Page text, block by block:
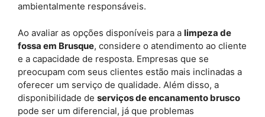
ambientalmente responsáveis.
Ao avaliar as opções disponíveis para a limpeza de
fossa em Brusque, considere o atendimento ao cliente
e a capacidade de resposta. Empresas que se
preocupam com seus clientes estão mais inclinadas a
oferecer um serviço de qualidade. Além disso, a
disponibilidade de serviços de encanamento brusco
pode ser um diferencial, já que problemas